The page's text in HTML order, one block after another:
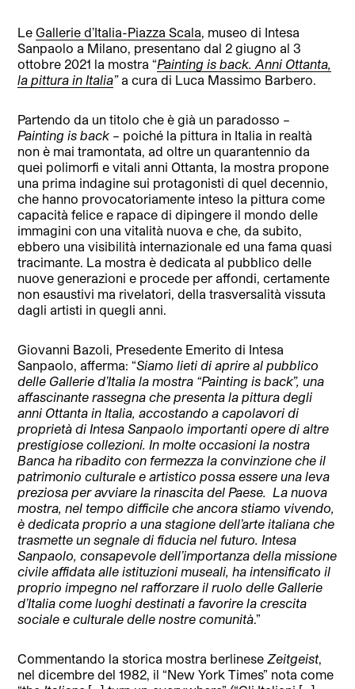
LeGallerie d’Italia-Piazza Scala, museo di Intesa
Sanpaolo a Milano, presentano dal 2 giugno al 3
ottobre 2021 la mostra “Painting is back. Anni Ottanta,
la pittura in Italia”a cura di Luca Massimo Barbero.
Partendo da un titolo che è già un paradosso –
Painting is back – poiché la pittura in Italia in realtà
non è mai tramontata, ad oltre un quarantennio da
quei polimorfi e vitali anni Ottanta, la mostra propone
una prima indagine sui protagonisti di quel decennio,
che hanno provocatoriamente inteso la pittura come
capacità felice e rapace di dipingere il mondo delle
immagini con una vitalità nuova e che, da subito,
ebbero una visibilità internazionale ed una fama quasi
tracimante. La mostra è dedicata al pubblico delle
nuove generazioni e procede per affondi, certamente
non esaustivi ma rivelatori, della trasversalità vissuta
dagli artisti in quegli anni.
Giovanni Bazoli, Presedente Emerito di Intesa
Sanpaolo, afferma: “Siamo lieti di aprire al pubblico
delle Gallerie d’Italia la mostra “Painting is back”, una
affascinante rassegna che presenta la pittura degli
anni Ottanta in Italia, accostando a capolavori di
proprietà di Intesa Sanpaolo importanti opere di altre
prestigiose collezioni. In molte occasioni la nostra
Banca ha ribadito con fermezza la convinzione che il
patrimonio culturale e artistico possa essere una leva
preziosa per avviare la rinascita del Paese. La nuova
mostra, nel tempo difficile che ancora stiamo vivendo,
è dedicata proprio a una stagione dell’arte italiana che
trasmette un segnale di fiducia nel futuro. Intesa
Sanpaolo, consapevole dell’importanza della missione
civile affidata alle istituzioni museali, ha intensificato il
proprio impegno nel rafforzare il ruolo delle Gallerie
d’Italia come luoghi destinati a favorire la crescita
sociale e culturale delle nostre comunità.”
Commentando la storica mostra berlineseZeitgeist,
nel dicembre del 1982, il “New York Times” nota come